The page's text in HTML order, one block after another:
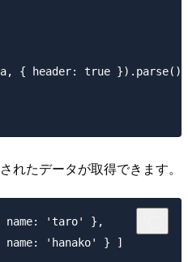
{ header: true }).parse();
れたデータが取得できます。
name: 'taro' },